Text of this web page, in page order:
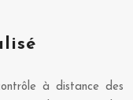
à distance des